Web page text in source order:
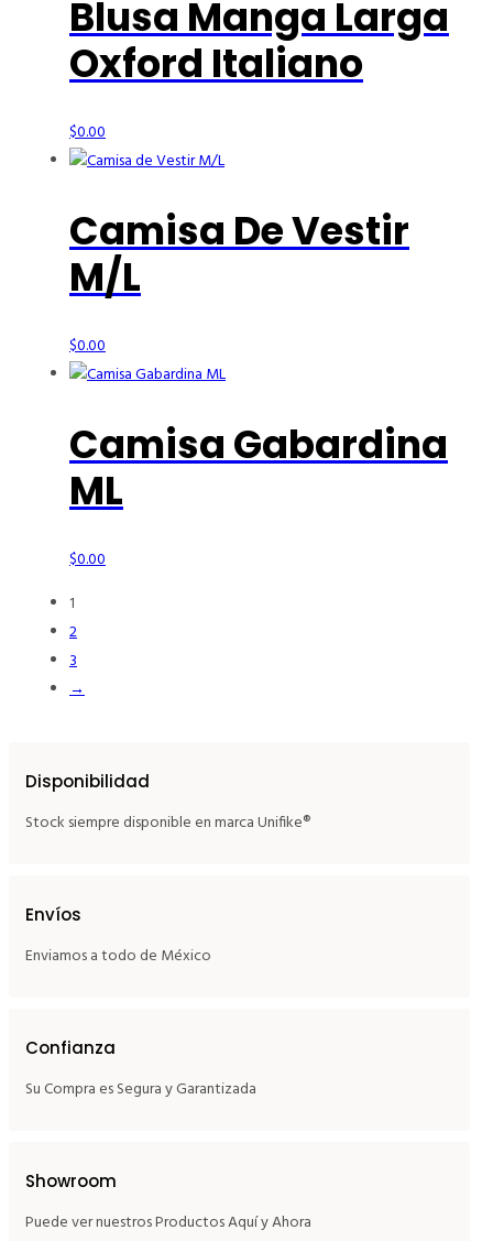
Blusa Manga Larga
Oxford Italiano
$0.00
Camisa De Vestir
M/L
$0.00
Camisa Gabardina
ML
$0.00
1
2
3
→
Disponibilidad
Stock siempre disponible en marca Unifike®
Envíos
Enviamos a todo de México
Confianza
Su Compra es Segura y Garantizada
Showroom
Puede ver nuestros Productos Aquí y Ahora